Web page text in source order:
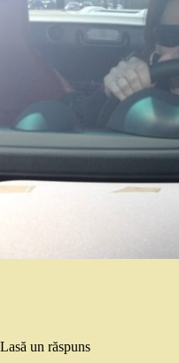
Lasă un răspuns